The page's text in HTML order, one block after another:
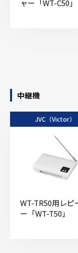
ャー「WT-C50」
中継機
JVC（Victor）
WT-TR50用レピ
ー「WT-T50」